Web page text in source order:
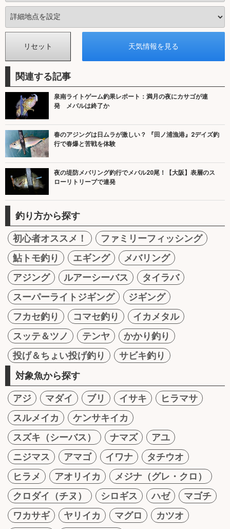
関連する記事
泉南ライトゲーム釣果レポート：満月の夜にカサゴが連
発 メバルは終了か
春のアジングは日ムラが激しい？ 『田ノ浦漁港』2デイズ釣
行で春爆と苦戦を体験
夜の堤防メバリング釣行でメバル20尾！【大阪】表層のス
ローリトリーブで連発
釣り方から探す
初心者オススメ！
ファミリーフィッシング
鮎トモ釣り
エギング
メバリング
アジング
ルアーシーバス
タイラバ
スーパーライトジギング
ジギング
フカセ釣り
コマセ釣り
イカメタル
スッテ＆ツノ
テンヤ
かかり釣り
投げ＆ちょい投げ釣り
サビキ釣り
対象魚から探す
アジ マダイ ブリ イサキ
ヒラマサ
スルメイカ
ケンサキイカ
スズキ（シーバス）
ナマズ
アユ
ニジマス
アマゴ イワナ
タチウオ
ヒラメ
アオリイカ
メジナ（グレ・クロ）
クロダイ（チヌ）
シロギス ハゼ
マゴチ
ワカサギ
ヤリイカ マグロ
カツオ